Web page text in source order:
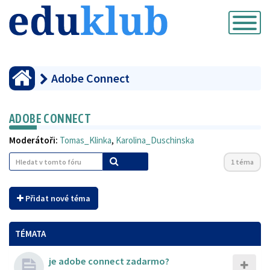
Přepnout
navigaci
Adobe Connect
ADOBE CONNECT
Moderátoři: Tomas_Klinka, Karolina_Duschinska
1 téma
Přidat nové téma
TÉMATA
je adobe connect zadarmo?